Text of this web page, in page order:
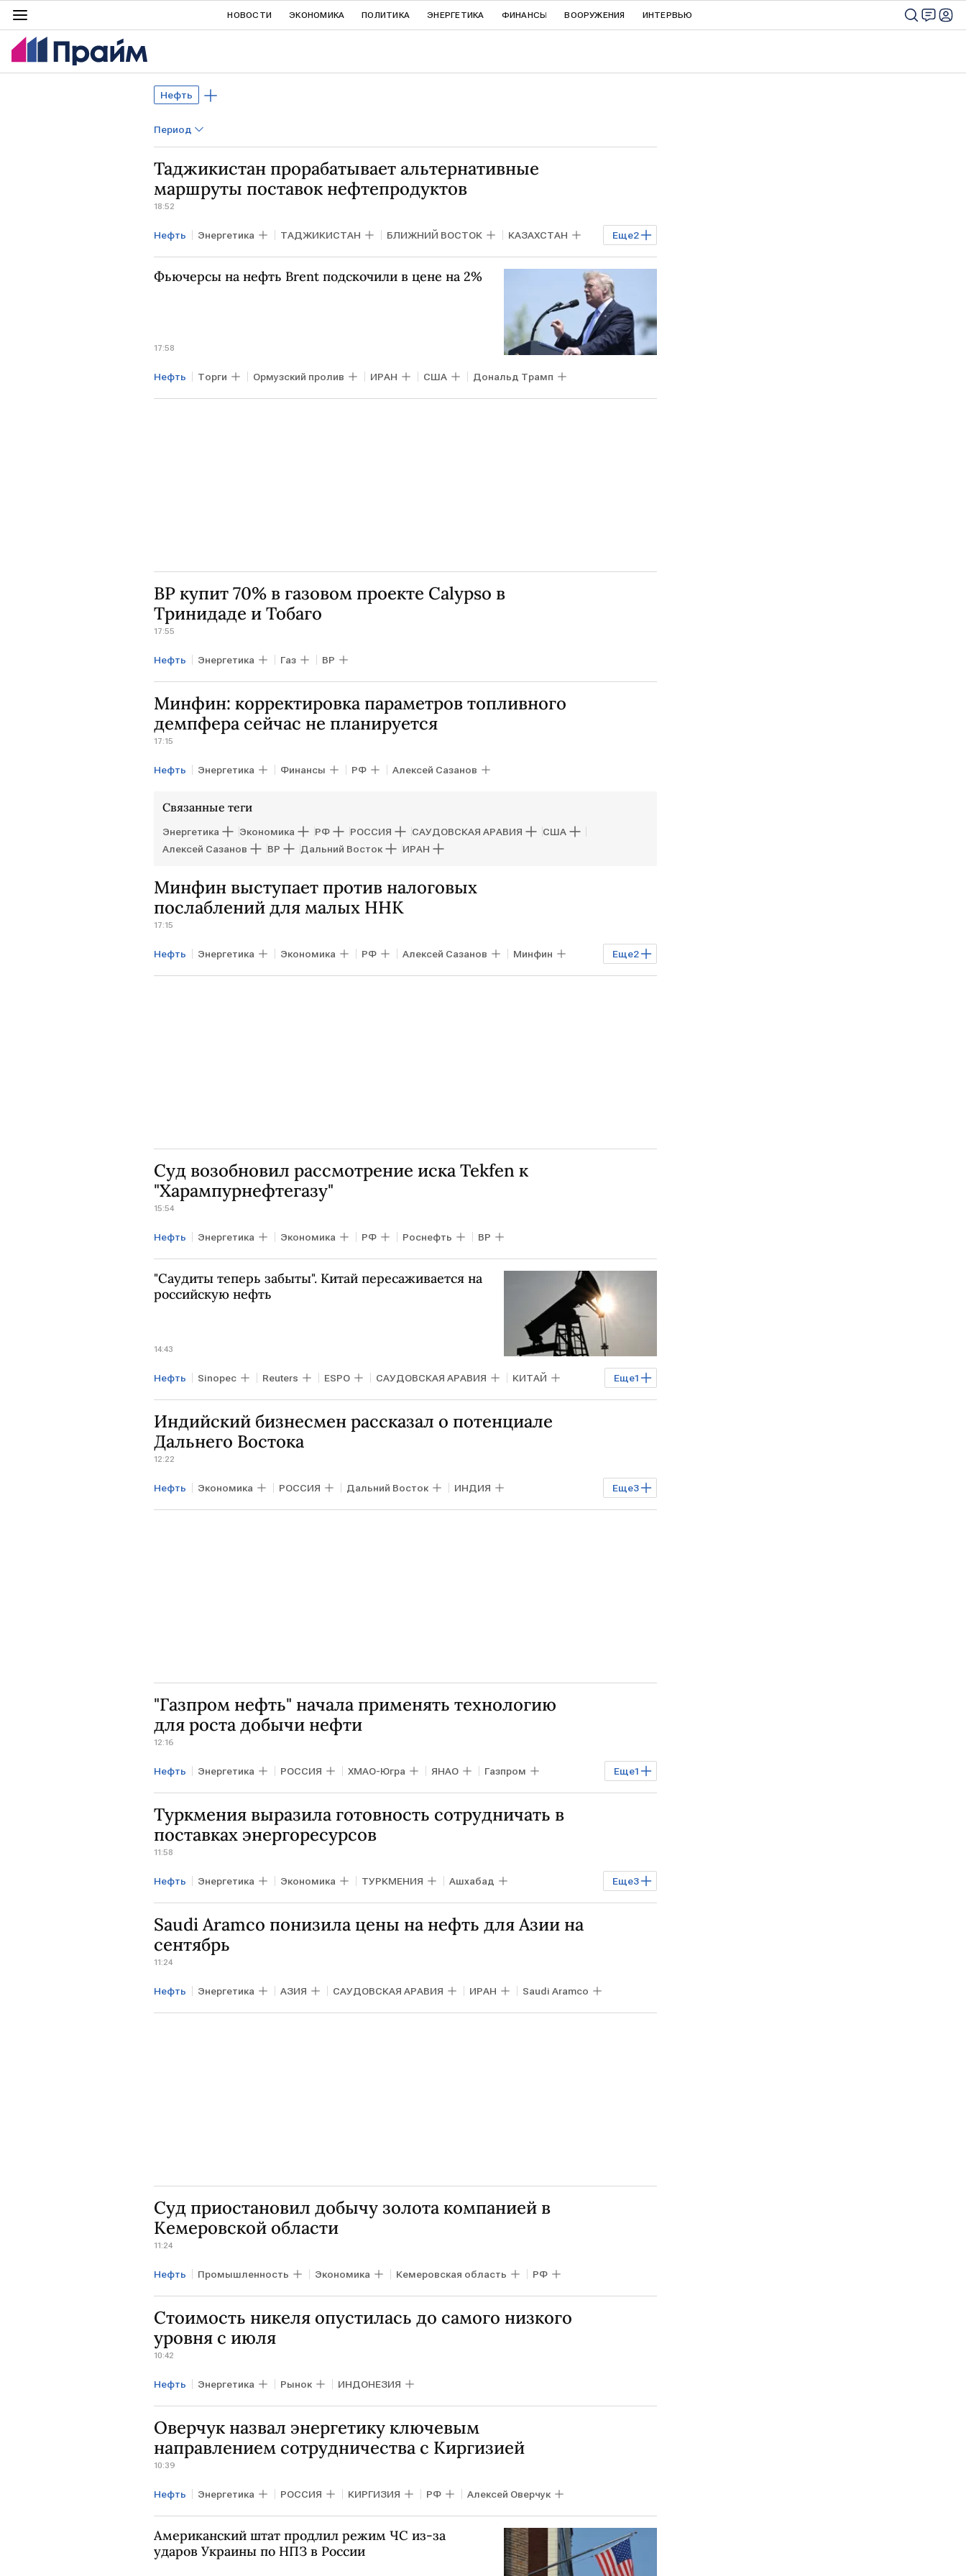
НОВОСТИ ЭКОНОМИКА ПОЛИТИКА ЭНЕРГЕТИКА ФИНАНСЫ ВООРУЖЕНИЯ ИНТЕРВЬЮ
Нефть
Период
Таджикистан прорабатывает альтернативные
маршруты поставок нефтепродуктов
18:52
Еще2
Нефть Энергетика ТАДЖИКИСТАН БЛИЖНИЙ ВОСТОК КАЗАХСТАН
Эмомали Рахмон Касым-Жомарт Токаев
Фьючерсы на нефть Brent подскочили в цене на 2%
17:58
Нефть Торги Ормузский пролив ИРАН США Дональд Трамп
BP купит 70% в газовом проекте Calypso в
Тринидаде и Тобаго
17:55
Нефть Энергетика Газ BP
Минфин: корректировка параметров топливного
демпфера сейчас не планируется
17:15
Нефть Энергетика Финансы РФ Алексей Сазанов
Связанные теги
Энергетика Экономика РФ РОССИЯ САУДОВСКАЯ АРАВИЯ
США
Алексей Сазанов
BP Дальний Восток ИРАН
Минфин выступает против налоговых
послаблений для малых ННК
17:15
Еще2
Нефть Энергетика Экономика РФ Алексей Сазанов Минфин
Минфин РФ ННК
Суд возобновил рассмотрение иска Tekfen к
"Харампурнефтегазу"
15:54
Нефть Энергетика Экономика РФ Роснефть BP
"Саудиты теперь забыты". Китай пересаживается на
российскую нефть
14:43
Еще1
Нефть Sinopec Reuters ESPO САУДОВСКАЯ АРАВИЯ КИТАЙ
Дальний Восток
Индийский бизнесмен рассказал о потенциале
Дальнего Востока
12:22
Еще3
Нефть Экономика РОССИЯ Дальний Восток ИНДИЯ
Владивосток Владимир Путин ВЭФ Росконгресс
"Газпром нефть" начала применять технологию
для роста добычи нефти
12:16
Еще1
Нефть Энергетика РОССИЯ ХМАО-Югра ЯНАО Газпром
Газпром нефть
Туркмения выразила готовность сотрудничать в
поставках энергоресурсов
11:58
Еще3
Нефть Энергетика Экономика ТУРКМЕНИЯ Ашхабад
ШВЕЙЦАРИЯ Сердар Бердымухамедов ОБСЕ МИД
Saudi Aramco понизила цены на нефть для Азии на
сентябрь
11:24
Нефть Энергетика АЗИЯ САУДОВСКАЯ АРАВИЯ ИРАН Saudi Aramco
Суд приостановил добычу золота компанией в
Кемеровской области
11:24
Нефть Промышленность Экономика Кемеровская область РФ
Стоимость никеля опустилась до самого низкого
уровня с июля
10:42
Нефть Энергетика Рынок ИНДОНЕЗИЯ
Оверчук назвал энергетику ключевым
направлением сотрудничества с Киргизией
10:39
Нефть Энергетика РОССИЯ КИРГИЗИЯ РФ Алексей Оверчук
Американский штат продлил режим ЧС из-за
ударов Украины по НПЗ в России